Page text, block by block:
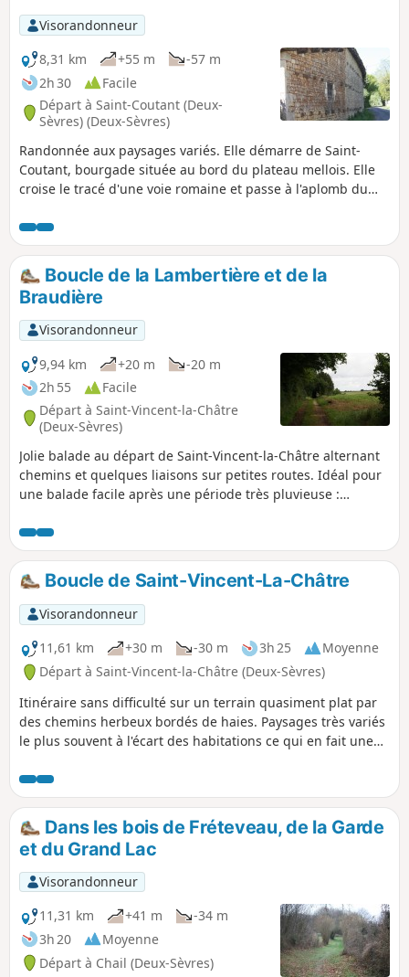
Visorandonneur
8,31 km
+55 m
-57 m
2h 30
Facile
Départ à Saint-Coutant (Deux-
Sèvres) (Deux-Sèvres)
Randonnée aux paysages variés. Elle démarre de Saint-
Coutant, bourgade située au bord du plateau mellois. Elle
croise le tracé d'une voie romaine et passe à l'aplomb du
Boucle de la Lambertière et de la
Braudière
Visorandonneur
9,94 km
+20 m
-20 m
2h 55
Facile
Départ à Saint-Vincent-la-Châtre
(Deux-Sèvres)
Jolie balade au départ de Saint-Vincent-la-Châtre alternant
chemins et quelques liaisons sur petites routes. Idéal pour
une balade facile après une période très pluvieuse :
parties trop humides. Beaux paysages variés tout au long
du parcours. Boucle réalisable par tous temps.
Boucle de Saint-Vincent-La-Châtre
Visorandonneur
11,61 km
+30 m -30 m 3h 25
Moyenne
Départ à Saint-Vincent-la-Châtre (Deux-Sèvres)
Itinéraire sans difficulté sur un terrain quasiment plat par
des chemins herbeux bordés de haies. Paysages très variés
le plus souvent à l'écart des habitations ce qui en fait une
Dans les bois de Fréteveau, de la Garde
et du Grand Lac
Visorandonneur
11,31 km
+41 m
-34 m
3h 20
Moyenne
Départ à Chail (Deux-Sèvres)